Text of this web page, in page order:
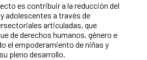
es contribuir a la reducción del
adolescentes a través de
articuladas, que
de derechos humanos, género e
el empoderamiento de niñas y
pleno desarrollo.